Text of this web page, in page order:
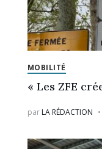
MOBILITÉ
« Les ZFE
par LA RÉDACTION